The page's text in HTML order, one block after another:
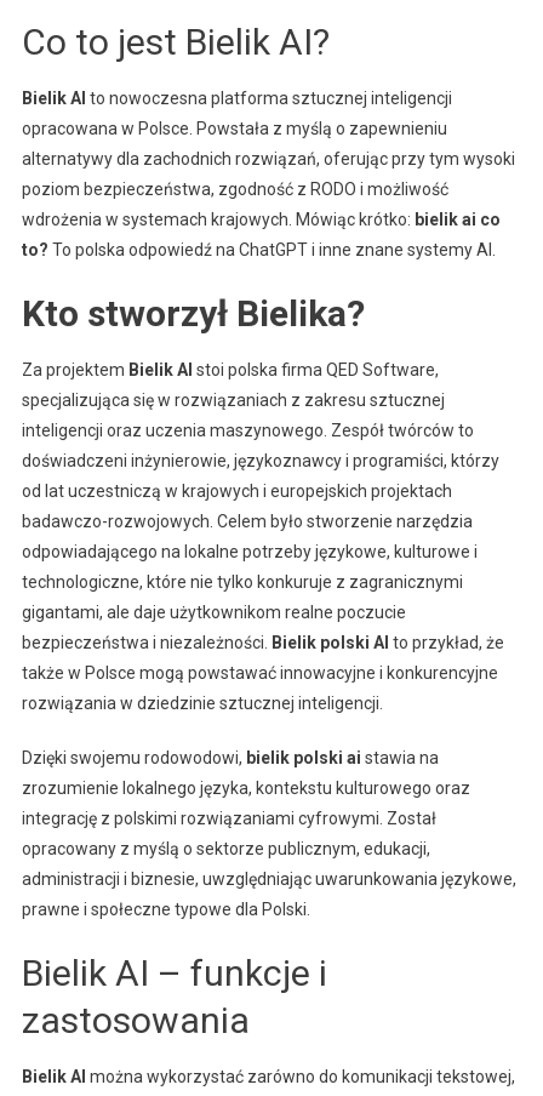
Co to jest Bielik AI?
Bielik AI to nowoczesna platforma sztucznej inteligencji
opracowana w Polsce. Powstała z myślą o zapewnieniu
alternatywy dla zachodnich rozwiązań, oferując przy tym wysoki
poziom bezpieczeństwa, zgodność z RODO i możliwość
wdrożenia w systemach krajowych. Mówiąc krótko: bielik ai co
to? To polska odpowiedź na ChatGPT i inne znane systemy AI.
Kto stworzył Bielika?
Za projektem Bielik AI stoi polska firma QED Software,
specjalizująca się w rozwiązaniach z zakresu sztucznej
inteligencji oraz uczenia maszynowego. Zespół twórców to
doświadczeni inżynierowie, językoznawcy i programiści, którzy
od lat uczestniczą w krajowych i europejskich projektach
badawczo-rozwojowych. Celem było stworzenie narzędzia
odpowiadającego na lokalne potrzeby językowe, kulturowe i
technologiczne, które nie tylko konkuruje z zagranicznymi
gigantami, ale daje użytkownikom realne poczucie
bezpieczeństwa i niezależności.
Bielik polski AI to przykład, że
także w Polsce mogą powstawać innowacyjne i konkurencyjne
rozwiązania w dziedzinie sztucznej inteligencji.
Dzięki swojemu rodowodowi, bielik polski ai stawia na
zrozumienie lokalnego języka, kontekstu kulturowego oraz
integrację z polskimi rozwiązaniami cyfrowymi. Został
opracowany z myślą o sektorze publicznym, edukacji,
administracji i biznesie, uwzględniając uwarunkowania językowe,
prawne i społeczne typowe dla Polski.
Bielik AI – funkcje i
zastosowania
Bielik AI można wykorzystać zarówno do komunikacji tekstowej,